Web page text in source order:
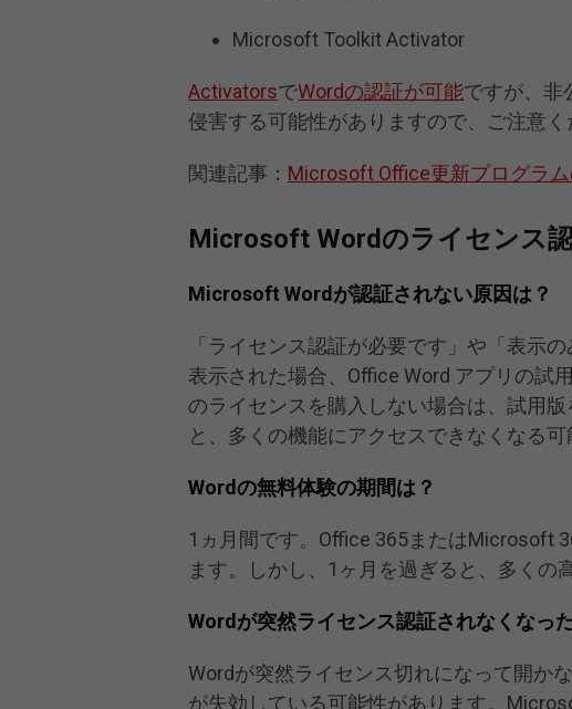
Microsoft Toolkit Activator
ActivatorsでWordの認証が可能ですが、非
侵害する可能性がありますので、ご注意く
関連記事： Microsoft Office更新プログラ
Microsoft Wordのライセンス
Microsoft Wordが認証されない原因は？
「ライセンス認証が必要です」や「表示
表示された場合、Office Word アプリの試
のライセンスを購入しない場合は、試用
と、多くの機能にアクセスできなくなる可
Wordの無料体験の期間は？
1ヵ月間です。Office 365またはMicrosoft
ます。しかし、1ヶ月を過ぎると、多くの
Wordが突然ライセンス認証されなくなっ
Wordが突然ライセンス切れになって開か
が失効している可能性があります。